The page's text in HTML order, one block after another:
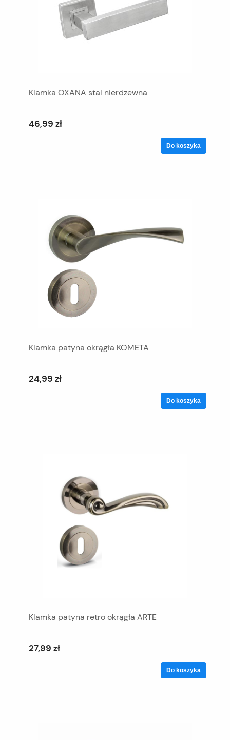
Klamka OXANA stal nierdzewna
46,99 zł
Do koszyka
Klamka patyna okrągła KOMETA
24,99 zł
Do koszyka
Klamka patyna retro okrągła ARTE
27,99 zł
Do koszyka